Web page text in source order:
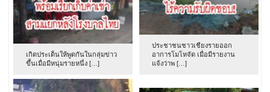
เกิดประเด็นให้พูดกันในกลุ่มข่าว
ขึ้นเมื่อมีหนุ่มรายหนึ่ง […]
ประชาชนชาวเชียงรายออก
อาการโมโหจัด เมื่อมีรายงาน
แจ้งว่าพ […]